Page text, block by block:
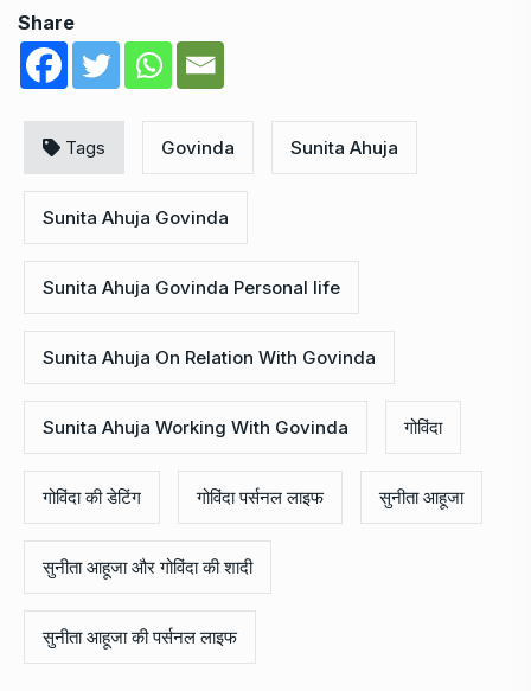
Share
Tags Govinda Sunita Ahuja
Sunita Ahuja Govinda
Sunita Ahuja Govinda Personal life
Sunita Ahuja On Relation With Govinda
Sunita Ahuja Working With Govinda गोविंदा
गोविंदा की डेटिंग गोविंदा पर्सनल लाइफ सुनीता आहूजा
सुनीता आहूजा और गोविंदा की शादी
सुनीता आहूजा की पर्सनल लाइफ